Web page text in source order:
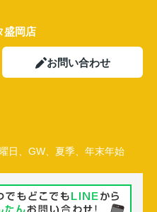
盛岡店
お問い合わせ
日、GW、夏季、年末年始